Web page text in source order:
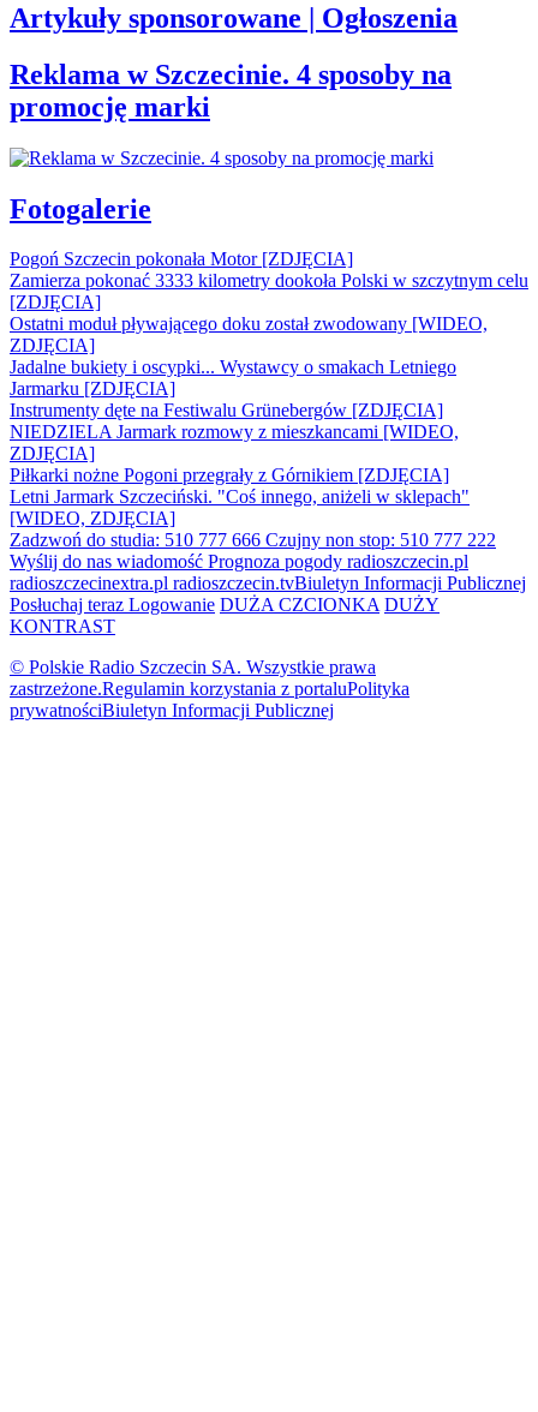
Artykuły sponsorowane | Ogłoszenia
Reklama w Szczecinie. 4 sposoby na
promocję marki
Fotogalerie
Pogoń Szczecin pokonała Motor [ZDJĘCIA]
Zamierza pokonać 3333 kilometry dookoła Polski w szczytnym celu
[ZDJĘCIA]
Ostatni moduł pływającego doku został zwodowany [WIDEO,
ZDJĘCIA]
Jadalne bukiety i oscypki... Wystawcy o smakach Letniego
Jarmarku [ZDJĘCIA]
Instrumenty dęte na Festiwalu Grünebergów [ZDJĘCIA]
NIEDZIELA Jarmark rozmowy z mieszkancami [WIDEO,
ZDJĘCIA]
Piłkarki nożne Pogoni przegrały z Górnikiem [ZDJĘCIA]
Letni Jarmark Szczeciński. "Coś innego, aniżeli w sklepach"
[WIDEO, ZDJĘCIA]
Zadzwoń do studia: 510 777 666 Czujny non stop: 510 777 222
Wyślij do nas wiadomość Prognoza pogody radioszczecin.pl
radioszczecinextra.pl radioszczecin.tvBiuletyn Informacji Publicznej
Posłuchaj teraz Logowanie DUŻA CZCIONKA DUŻY
KONTRAST
© Polskie Radio Szczecin SA. Wszystkie prawa
zastrzeżone.Regulamin korzystania z portaluPolityka
prywatnościBiuletyn Informacji Publicznej